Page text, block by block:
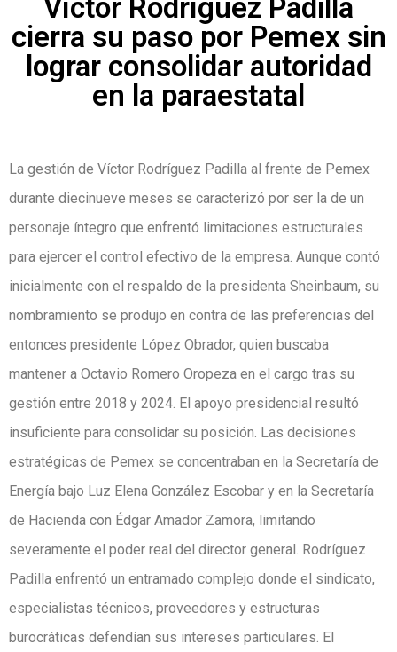
Víctor Rodríguez Padilla
cierra su paso por Pemex sin
lograr consolidar autoridad
en la paraestatal
La gestión de Víctor Rodríguez Padilla al frente de Pemex
durante diecinueve meses se caracterizó por ser la de un
personaje íntegro que enfrentó limitaciones estructurales
para ejercer el control efectivo de la empresa. Aunque contó
inicialmente con el respaldo de la presidenta Sheinbaum, su
nombramiento se produjo en contra de las preferencias del
entonces presidente López Obrador, quien buscaba
mantener a Octavio Romero Oropeza en el cargo tras su
gestión entre 2018 y 2024. El apoyo presidencial resultó
insuficiente para consolidar su posición. Las decisiones
estratégicas de Pemex se concentraban en la Secretaría de
Energía bajo Luz Elena González Escobar y en la Secretaría
de Hacienda con Édgar Amador Zamora, limitando
severamente el poder real del director general. Rodríguez
Padilla enfrentó un entramado complejo donde el sindicato,
especialistas técnicos, proveedores y estructuras
burocráticas defendían sus intereses particulares. El